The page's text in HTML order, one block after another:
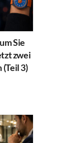
Sie
zwei
(Teil 3)